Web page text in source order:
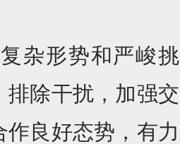
杂形势和严峻挑
排除干扰，加强交
良好态势，有力